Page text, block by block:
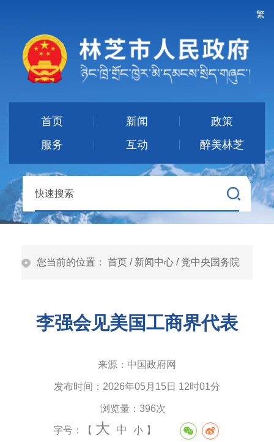
繁
首页 新闻
政策
服务
互动 醉美林芝
您当前的位置： 首页 / 新闻中心 / 党中央国务院
李强会见美国工商界代表
来源： 中国政府网
发布时间： 2026年05月15日 12时01分
浏览量： 396次
字号：【 大 中 小 】